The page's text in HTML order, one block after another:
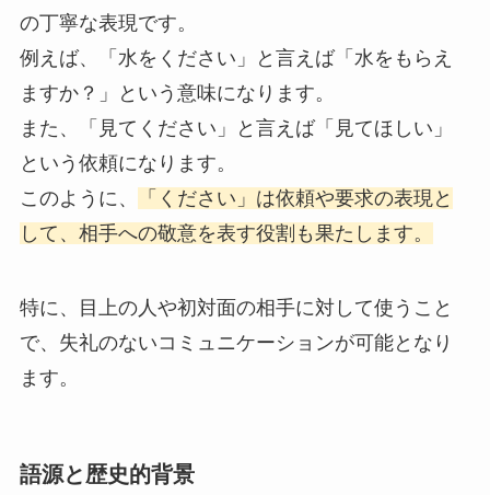
の丁寧な表現です。
例えば、「水をください」と言えば「水をもらえ
ますか？」という意味になります。
また、「見てください」と言えば「見てほしい」
という依頼になります。
このように、
「ください」は依頼や要求の表現と
して、相手への敬意を表す役割も果たします。
特に、目上の人や初対面の相手に対して使うこと
で、失礼のないコミュニケーションが可能となり
ます。
語源と歴史的背景